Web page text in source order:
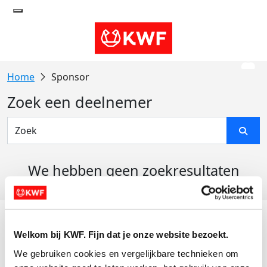
Welkom bij KWF. Fijn dat je onze website bezoekt.
We gebruiken cookies en vergelijkbare technieken om
Sponsor
Zoek een deelnemer
We hebben geen zoekresultaten
Actiematerialen
Evenementen